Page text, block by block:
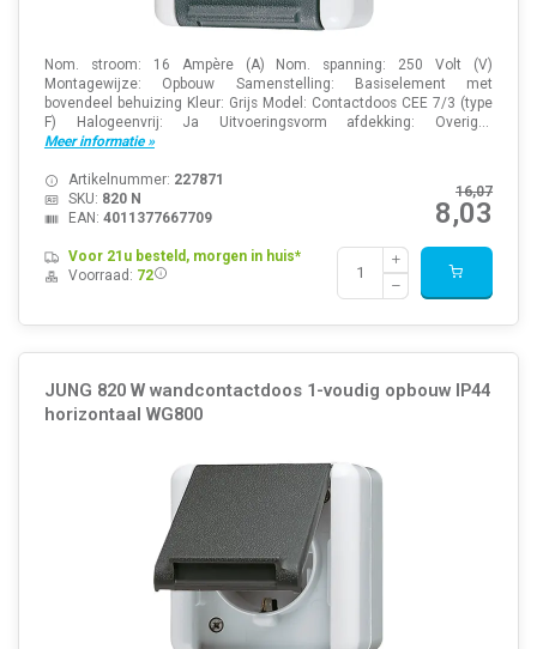
Nom. stroom: 16 Ampère (A) Nom. spanning: 250 Volt (V)
Montagewijze: Opbouw Samenstelling: Basiselement met
bovendeel behuizing Kleur: Grijs Model: Contactdoos CEE 7/3 (type
F) Halogeenvrij: Ja Uitvoeringsvorm afdekking: Overig...
Meer informatie »
16,07
8,03
Artikelnummer: 227871
SKU: 820 N
EAN: 4011377667709
Voor 21u besteld, morgen in huis*
Voorraad: 72
JUNG 820 W wandcontactdoos 1-voudig opbouw IP44
horizontaal WG800